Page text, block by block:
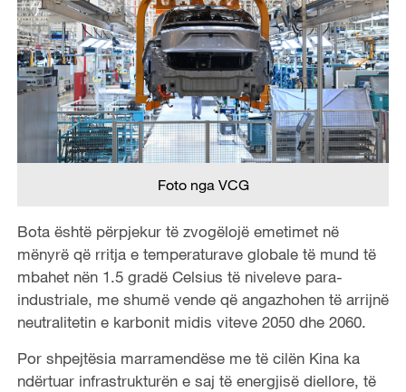
Foto nga VCG
Bota është përpjekur të zvogëlojë emetimet në
mënyrë që rritja e temperaturave globale të mund të
mbahet nën 1.5 gradë Celsius të niveleve para-
industriale, me shumë vende që angazhohen të arrijnë
neutralitetin e karbonit midis viteve 2050 dhe 2060.
Por shpejtësia marramendëse me të cilën Kina ka
ndërtuar infrastrukturën e saj të energjisë diellore, të